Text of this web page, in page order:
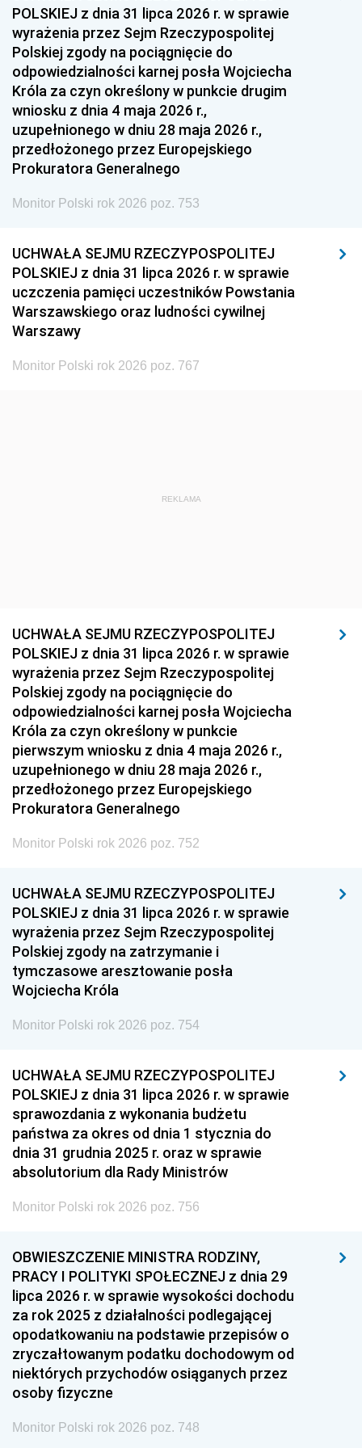
1951 1950 1949
1948 1947
1939 1938 1937
1936 1930
POLSKIEJ z dnia 31 lipca 2026 r. w sprawie
wyrażenia przez Sejm Rzeczypospolitej
Polskiej zgody na pociągnięcie do
odpowiedzialności karnej posła Wojciecha
Króla za czyn określony w punkcie drugim
wniosku z dnia 4 maja 2026 r.,
uzupełnionego w dniu 28 maja 2026 r.,
przedłożonego przez Europejskiego
Prokuratora Generalnego
Monitor Polski rok 2026 poz. 753
UCHWAŁA SEJMU RZECZYPOSPOLITEJ
POLSKIEJ z dnia 31 lipca 2026 r. w sprawie
uczczenia pamięci uczestników Powstania
Warszawskiego oraz ludności cywilnej
Warszawy
Monitor Polski rok 2026 poz. 767
REKLAMA
UCHWAŁA SEJMU RZECZYPOSPOLITEJ
POLSKIEJ z dnia 31 lipca 2026 r. w sprawie
wyrażenia przez Sejm Rzeczypospolitej
Polskiej zgody na pociągnięcie do
odpowiedzialności karnej posła Wojciecha
Króla za czyn określony w punkcie
pierwszym wniosku z dnia 4 maja 2026 r.,
uzupełnionego w dniu 28 maja 2026 r.,
przedłożonego przez Europejskiego
Prokuratora Generalnego
Monitor Polski rok 2026 poz. 752
UCHWAŁA SEJMU RZECZYPOSPOLITEJ
POLSKIEJ z dnia 31 lipca 2026 r. w sprawie
wyrażenia przez Sejm Rzeczypospolitej
Polskiej zgody na zatrzymanie i
tymczasowe aresztowanie posła
Wojciecha Króla
Monitor Polski rok 2026 poz. 754
UCHWAŁA SEJMU RZECZYPOSPOLITEJ
POLSKIEJ z dnia 31 lipca 2026 r. w sprawie
sprawozdania z wykonania budżetu
państwa za okres od dnia 1 stycznia do
dnia 31 grudnia 2025 r. oraz w sprawie
absolutorium dla Rady Ministrów
Monitor Polski rok 2026 poz. 756
OBWIESZCZENIE MINISTRA RODZINY,
PRACY I POLITYKI SPOŁECZNEJ z dnia 29
lipca 2026 r. w sprawie wysokości dochodu
za rok 2025 z działalności podlegającej
opodatkowaniu na podstawie przepisów o
zryczałtowanym podatku dochodowym od
niektórych przychodów osiąganych przez
osoby fizyczne
Monitor Polski rok 2026 poz. 748